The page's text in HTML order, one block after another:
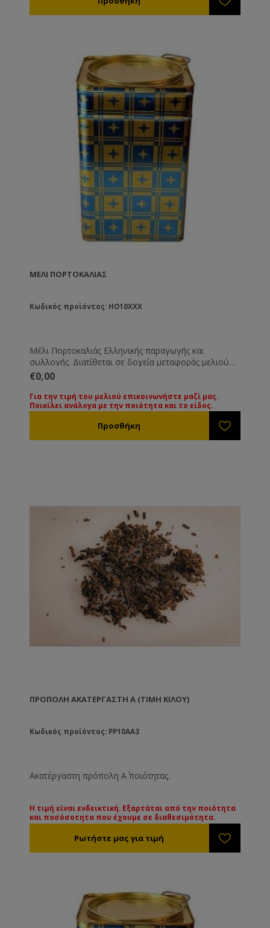
ποικίλουν ανάλογα με την ποιότητα και το είδος του
μελιού.
ΜΈΛΙ ΠΟΡΤΟΚΑΛΙΆΣ
Κωδικός προϊόντος: HO10XXX
Μέλι Πορτοκαλιάς Ελληνικής παραγωγής και
συλλογής. Διατίθεται σε δοχεία μεταφοράς μελιού
των 25-27 Kg. Όλα τα μέλια συνοδεύονται από τις
βασικές εξετάσεις τους. Εάν επιθυμείτε κάποια ειδική
εξέταση μπορεί να γίνει με την ανάλογη επιβάρυνση.
Για την τιμή των διαφόρων ειδών μελιού
ποικίλουν ανάλογα με την ποιότητα και το είδος του
μελιού.
€0,00
Για την τιμή του μελιού επικοινωνήστε μαζί μας.
Ποικίλει ανάλογα με την ποιότητα και το είδος.
ΠΡΌΠΟΛΗ ΑΚΑΤΈΡΓΑΣΤΗ Α (ΤΙΜΉ ΚΙΛΟΎ)
Κωδικός προϊόντος: PP10AA3
Ακατέργαστη πρόπολη Α΄ ποιότητας.
Η τιμή είναι ενδεικτική. Εξαρτάται από την ποιότητα
και ποσόσοτητα που έχουμε σε διαθεσιμότητα.